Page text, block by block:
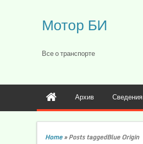
Мотор БИ
Все о транспорте
Архив Сведения
Home»Posts taggedBlue Origin